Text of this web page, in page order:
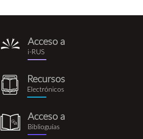
i-
rus.png
Acceso a
i-RUS
recursos_electronicos.png
Recursos
Electrónicos
biblioguia.png
Acceso a
Biblioguías